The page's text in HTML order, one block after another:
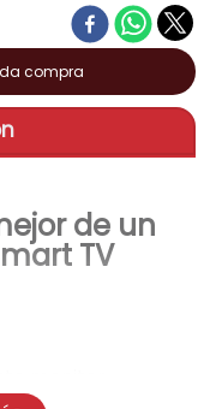
compra
de un
TV